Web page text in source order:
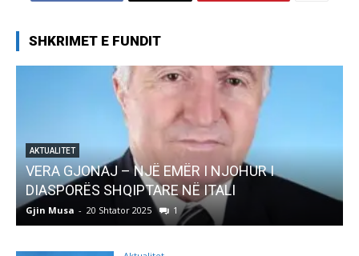
SHKRIMET E FUNDIT
NJOHUR I
AKTUALITET
Pregaditi Gjin Musa-Rome-
Gjin Musa - 8 Shtator 2025